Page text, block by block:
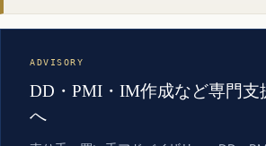
ADVISORY
DD・PMI・IM作成など専門支
へ